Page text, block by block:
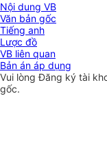
Nội dung VB
Văn bản gốc
Tiếng anh
Lược đồ
VB liên quan
Bản án áp dụng
Vui lòngĐăng ký tài
gốc.